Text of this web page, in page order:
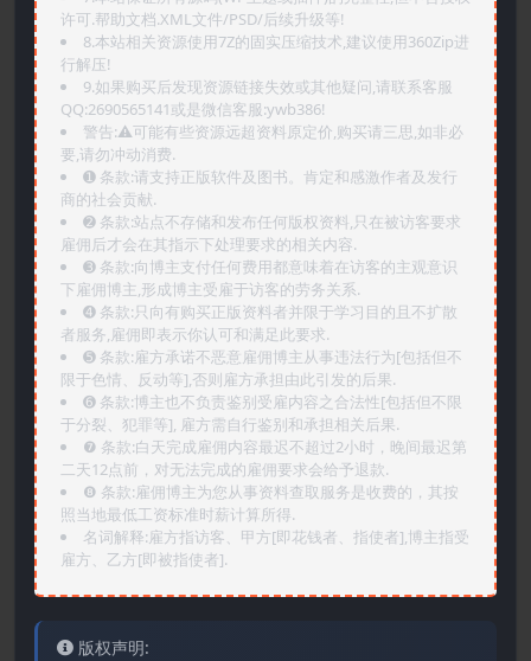
许可.帮助文档.XML文件/PSD/后续升级等!
8.本站相关资源使用7Z的固实压缩技术,建议使用360Zip进
行解压!
9.如果购买后发现资源链接失效或其他疑问,请联系客服
QQ:2690565141或是微信客服:ywb386!
警告:⚠️可能有些资源远超资料原定价,购买请三思,如非必
要,请勿冲动消费.
➊️ 条款:请支持正版软件及图书。肯定和感激作者及发行
商的社会贡献.
➋️ 条款:站点不存储和发布任何版权资料,只在被访客要求
雇佣后才会在其指示下处理要求的相关内容.
➌️ 条款:向博主支付任何费用都意味着在访客的主观意识
下雇佣博主,形成博主受雇于访客的劳务关系.
➍️ 条款:只向有购买正版资料者并限于学习目的且不扩散
者服务,雇佣即表示你认可和满足此要求.
➎ 条款:雇方承诺不恶意雇佣博主从事违法行为[包括但不
限于色情、反动等],否则雇方承担由此引发的后果.
➏️ 条款:博主也不负责鉴别受雇内容之合法性[包括但不限
于分裂、犯罪等], 雇方需自行鉴别和承担相关后果.
❼ 条款:白天完成雇佣内容最迟不超过2小时，晚间最迟第
二天12点前，对无法完成的雇佣要求会给予退款.
❽ 条款:雇佣博主为您从事资料查取服务是收费的，其按
照当地最低工资标准时薪计算所得.
名词解释:雇方指访客、甲方[即花钱者、指使者],博主指受
雇方、乙方[即被指使者].
版权声明: